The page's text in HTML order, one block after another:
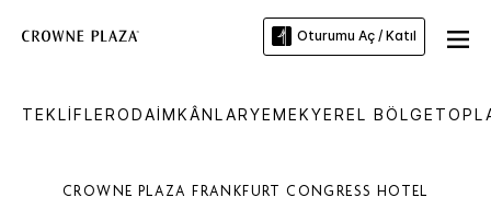
Oturumu Aç / Katıl
TEKLIFLERODAİMKÂNLARYEMEKYEREL BÖLGE
CROWNE PLAZA FRANKFURT CONGRESS HOTEL